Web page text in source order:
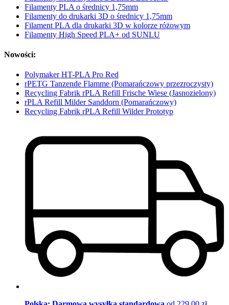
Filamenty PLA o średnicy 1,75mm
Filamenty do drukarki 3D o średnicy 1,75mm
Filament PLA dla drukarki 3D w kolorze różowym
Filamenty High Speed PLA+ od SUNLU
Nowości:
Polymaker HT-PLA Pro Red
rPETG Tanzende Flamme (Pomarańczowy przezroczysty)
Recycling Fabrik rPLA Refill Frische Wiese (Jasnozielony)
rPLA Refill Milder Sanddorn (Pomarańczowy)
Recycling Fabrik rPLA Refill Wilder Prototyp